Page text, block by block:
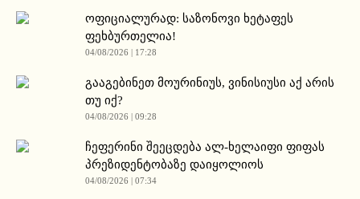
ოფიციალურად: საზონოვი ხეტაფეს
ფეხბურთელია!
04/08/2026 | 17:28
გააგებინეთ მოურინიუს, ვინისიუსი აქ არის
თუ იქ?
04/08/2026 | 09:28
ჩეფერინი შეეცდება ალ-ხელაიფი ფიფას
პრეზიდენტობაზე დაიყოლიოს
04/08/2026 | 07:34